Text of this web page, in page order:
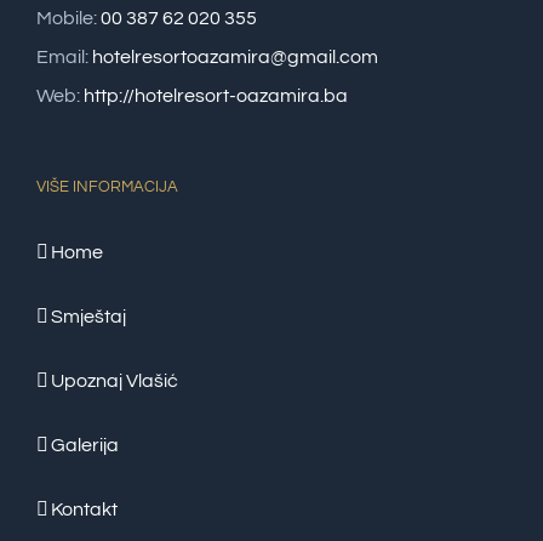
Mobile:00 387 62 020 355
Email: hotelresortoazamira@gmail.com
Web: http://hotelresort-oazamira.ba
VIŠE INFORMACIJA
Home
Smještaj
Upoznaj Vlašić
Galerija
Kontakt